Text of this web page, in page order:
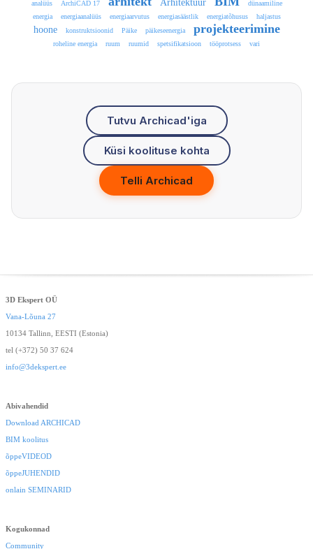
analüüs ArchiCAD 17 Arhitektuur
dünaamiline
energia
energiaanalüüs energiaarvutus energiasäästlik energiatõhusus haljastus
hoone konstruktsioonid Päike päikeseenergia projekteerimine
roheline energia ruum ruumid spetsifikatsioon tööprotsess vari
Tutvu Archicad'iga
Küsi koolituse kohta
Telli Archicad
3D Ekspert OÜ
Vana-Lõuna 27
10134 Tallinn, EESTI (Estonia)
tel (+372) 50 37 624
info@3dekspert.ee
Abivahendid
Download ARCHICAD
BIM koolitus
õppeVIDEOD
õppeJUHENDID
onlain SEMINARID
Kogukonnad
Community